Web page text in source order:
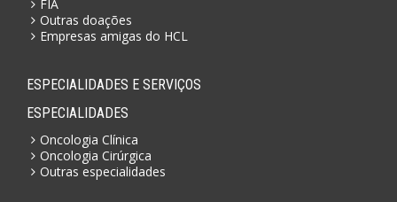
FIA
Outras doações
Empresas amigas do HCL
ESPECIALIDADES E SERVIÇOS
ESPECIALIDADES
Oncologia Clínica
Oncologia Cirúrgica
Outras especialidades